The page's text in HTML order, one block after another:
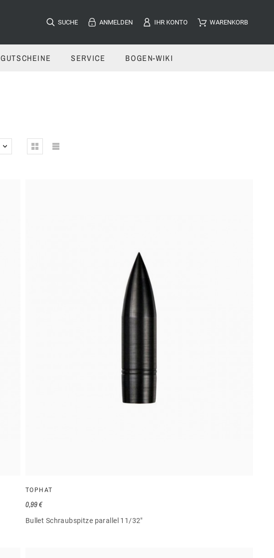
ANMELDEN IHR KONTO WARENKORB
SUCHE
GUTSCHEINE SERVICE BOGEN-WIKI
TOPHAT
Bullet Schraubspitze parallel 11/32"
0,99 €